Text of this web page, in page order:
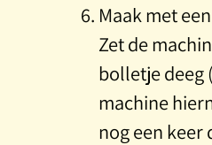
Maak met
Zet de
bolletje deeg
machine
nog een keer